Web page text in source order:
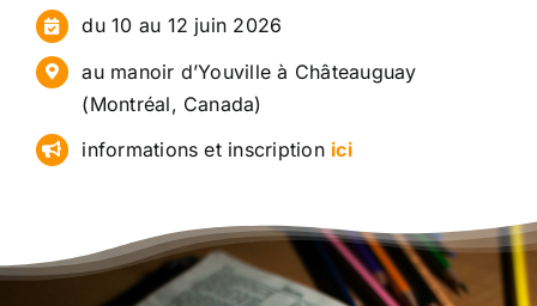
du 10 au 12 juin 2026
au manoir d’Youville à Châteauguay
(Montréal, Canada)
informations et inscription ici